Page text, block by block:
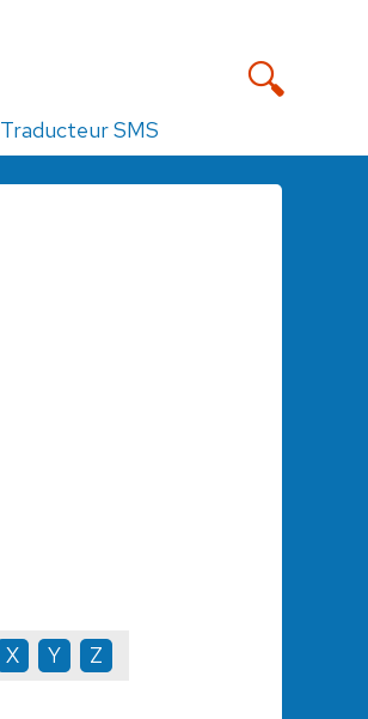
Traducteur SMS
X Y Z